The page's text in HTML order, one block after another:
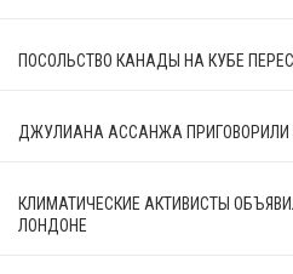
ПОСОЛЬСТВО КАНАДЫ НА КУБЕ
ДЖУЛИАНА АССАНЖА ПРИГОВОРИЛИ
КЛИМАТИЧЕСКИЕ АКТИВИСТЫ
ЛОНДОНЕ